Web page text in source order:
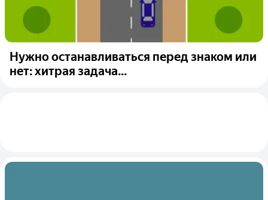
Нужно останавливаться перед знаком или
нет: хитрая задача...